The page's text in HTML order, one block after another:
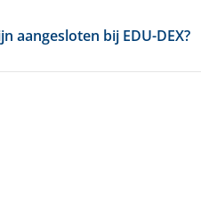
aangesloten bij EDU-DEX?